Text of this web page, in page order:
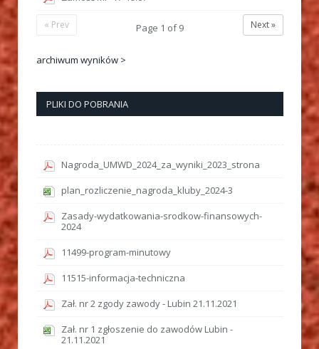
Next »
Page 1 of9
« Prev
archiwum wyników >
PLIKI DO POBRANIA
Nagroda_UMWD_2024_za_wyniki_2023_strona
plan_rozliczenie_nagroda_kluby_2024-3
Zasady-wydatkowania-srodkow-finansowych-
2024
11499-program-minutowy
11515-informacja-techniczna
Zał. nr 2 zgody zawody - Lubin 21.11.2021
Zał. nr 1 zgłoszenie do zawodów Lubin -
21.11.2021